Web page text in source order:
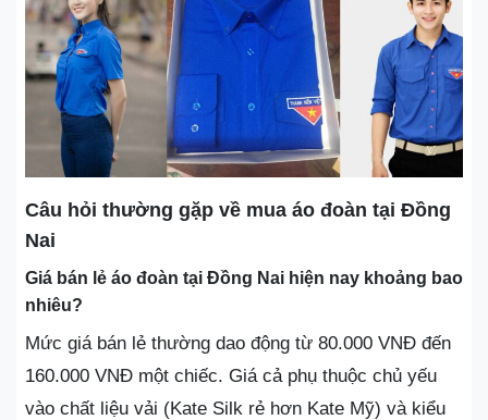
Câu hỏi thường gặp về mua áo đoàn tại Đồng
Nai
Giá bán lẻ áo đoàn tại Đồng Nai hiện nay khoảng bao
nhiêu?
Mức giá bán lẻ thường dao động từ 80.000 VNĐ đến
160.000 VNĐ một chiếc. Giá cả phụ thuộc chủ yếu
vào chất liệu vải (Kate Silk rẻ hơn Kate Mỹ) và kiểu